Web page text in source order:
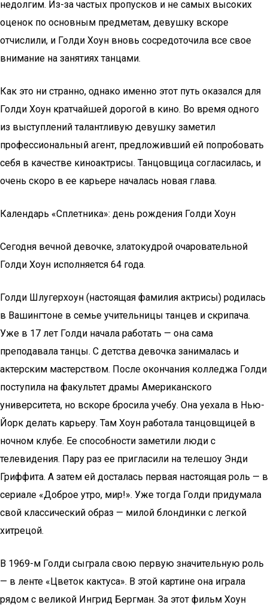
недолгим. Из-за частых пропусков и не самых высоких
оценок по основным предметам, девушку вскоре
отчислили, и Голди Хоун вновь сосредоточила все свое
внимание на занятиях танцами.
Как это ни странно, однако именно этот путь оказался для
Голди Хоун кратчайшей дорогой в кино. Во время одного
из выступлений талантливую девушку заметил
профессиональный агент, предложивший ей попробовать
себя в качестве киноактрисы. Танцовщица согласилась, и
очень скоро в ее карьере началась новая глава.
Календарь «Сплетника»: день рождения Голди Хоун
Сегодня вечной девочке, златокудрой очаровательной
Голди Хоун исполняется 64 года.
Голди Шлугерхоун (настоящая фамилия актрисы) родилась
в Вашингтоне в семье учительницы танцев и скрипача.
Уже в 17 лет Голди начала работать — она сама
преподавала танцы. С детства девочка занималась и
актерским мастерством. После окончания колледжа Голди
поступила на факультет драмы Американского
университета, но вскоре бросила учебу. Она уехала в Нью-
Йорк делать карьеру. Там Хоун работала танцовщицей в
ночном клубе. Ее способности заметили люди с
телевидения. Пару раз ее пригласили на телешоу Энди
Гриффита. А затем ей досталась первая настоящая роль — в
сериале «Доброе утро, мир!». Уже тогда Голди придумала
свой классический образ — милой блондинки с легкой
хитрецой.
В 1969-м Голди сыграла свою первую значительную роль
— в ленте «Цветок кактуса». В этой картине она играла
рядом с великой Ингрид Бергман. За этот фильм Хоун